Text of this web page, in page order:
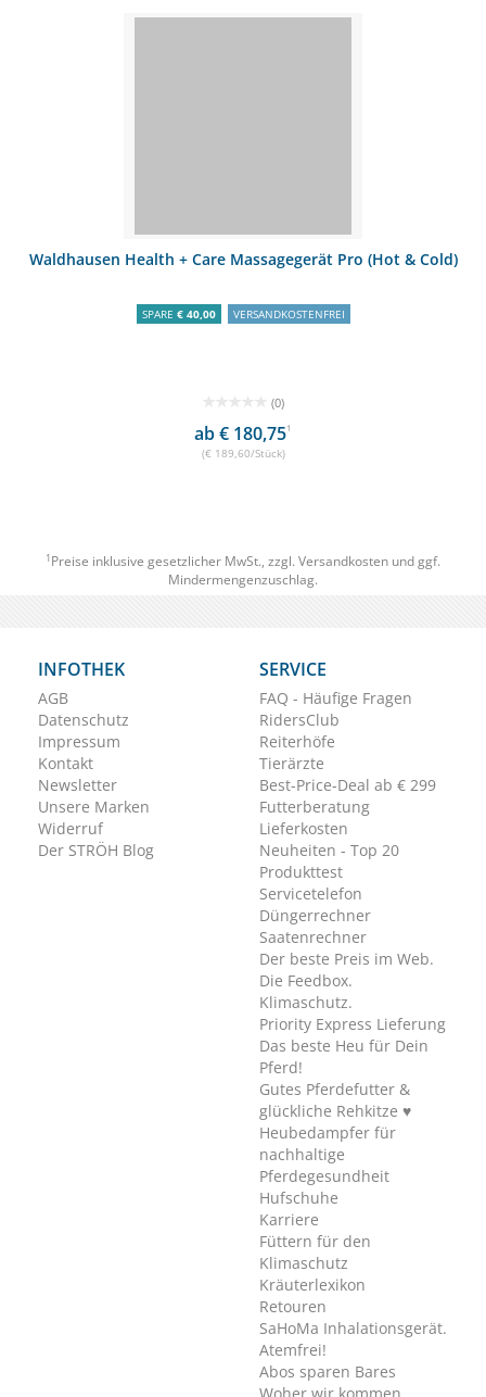
Waldhausen Health + Care Massagegerät Pro (Hot & Cold)
SPARE € 40,00 VERSANDKOSTENFREI
(0)
ab € 180,751
(€ 189,60/Stück)
1 Preise inklusive gesetzlicher MwSt., zzgl. Versandkosten und ggf.
Mindermengenzuschlag.
INFOTHEK
AGB
Datenschutz
Impressum
Kontakt
Newsletter
Unsere Marken
Widerruf
Der STRÖH Blog
SERVICE
FAQ - Häufige Fragen
RidersClub
Reiterhöfe
Tierärzte
Best-Price-Deal ab € 299
Futterberatung
Lieferkosten
Neuheiten - Top 20
Produkttest
Servicetelefon
Düngerrechner
Saatenrechner
Der beste Preis im Web.
Die Feedbox.
Klimaschutz.
Priority Express Lieferung
Das beste Heu für Dein
Pferd!
Gutes Pferdefutter &
glückliche Rehkitze ♥
Heubedampfer für
nachhaltige
Pferdegesundheit
Hufschuhe
Karriere
Füttern für den
Klimaschutz
Kräuterlexikon
Retouren
SaHoMa Inhalationsgerät.
Atemfrei!
Abos sparen Bares